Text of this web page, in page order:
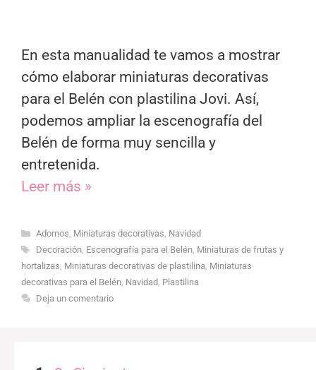
En esta manualidad te vamos a mostrar
cómo elaborar miniaturas decorativas
para el Belén con plastilina Jovi. Así,
podemos ampliar la escenografía del
Belén de forma muy sencilla y
entretenida.
Leer más »
Categorías
Adornos, Miniaturas decorativas, Navidad
Etiquetas
Decoración, Escenografía para el Belén, Miniaturas de frutas y
hortalizas, Miniaturas decorativas de plastilina, Miniaturas
decorativas para el Belén, Navidad, Plastilina
Deja un comentario